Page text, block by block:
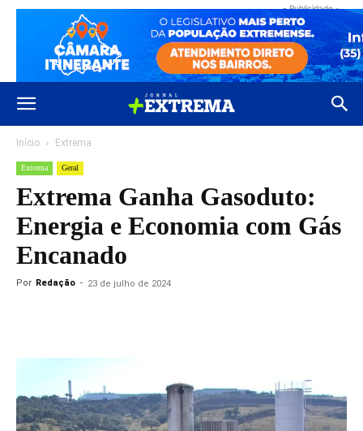
- Publicidade -
Início Extrema
Extrema Geral
Extrema Ganha Gasoduto:
Energia e Economia com Gás
Encanado
Por Redação - 23 de julho de 2024